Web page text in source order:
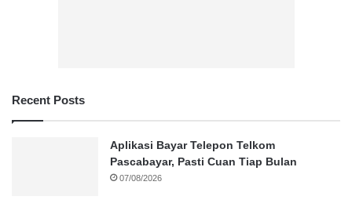
Recent Posts
Aplikasi Bayar Telepon Telkom
Pascabayar, Pasti Cuan Tiap Bulan
07/08/2026